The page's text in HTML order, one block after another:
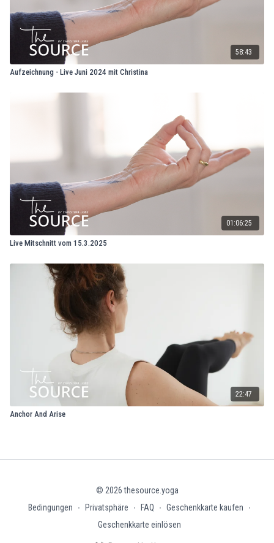
58:43
Aufzeichnung - Live Juni 2024 mit Christina
01:06:25
Live Mitschnitt vom 15.3.2025
22:47
Anchor And Arise
© 2026 thesource.yoga
Bedingungen
∙ Privatsphäre ∙ FAQ ∙ Geschenkkarte kaufen
∙
Geschenkkarte einlösen